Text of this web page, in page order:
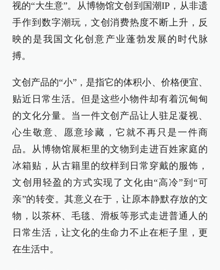
视的“大生意”。从博物馆文创到国潮IP，从非遗
手作到数字潮玩，文创消费热度不断上升，反
映的是我国文化创意产业蓬勃发展的时代脉
搏。
文创产品的“小”，是指它的体积小、价格便宜、
贴近日常生活。但是这些小物件却有着沉甸甸
的文化分量。当一件文创产品让人驻足凝视、
心生敬意、愿意珍藏，它就不再只是一件商
品。从博物馆展柜里的文物到走进百姓家庭的
冰箱贴，从古籍里的纹样到日常穿戴的服饰，
文创用轻盈的方式实现了文化由“高冷”到“可
亲”的转变。其意义在于，让原本静默存放的文
物，以茶杯、毛毯、滑板等形式走进普通人的
日常生活，让文化的生命力不止在柜子里，更
在生活中。